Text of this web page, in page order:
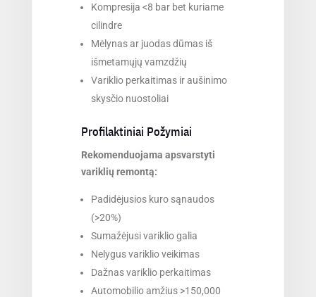
Kompresija <8 bar bet kuriame
cilindre
Mėlynas ar juodas dūmas iš
išmetamųjų vamzdžių
Variklio perkaitimas ir aušinimo
skysčio nuostoliai
Profilaktiniai Požymiai
Rekomenduojama apsvarstyti
variklių remontą:
Padidėjusios kuro sąnaudos
(>20%)
Sumažėjusi variklio galia
Nelygus variklio veikimas
Dažnas variklio perkaitimas
Automobilio amžius >150,000